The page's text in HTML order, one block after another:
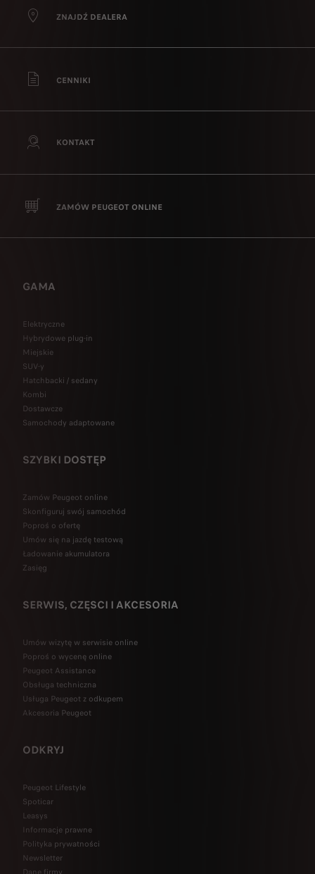
ZNAJDŹ DEALERA
CENNIKI
KONTAKT
ZAMÓW PEUGEOT ONLINE
GAMA
Elektryczne
Hybrydowe plug-in
Miejskie
SUV-y
Hatchbacki / sedany
Kombi
Dostawcze
Samochody adaptowane
SZYBKI DOSTĘP
Zamów Peugeot online
Skonfiguruj swój samochód
Poproś o ofertę
Umów się na jazdę testową
Ładowanie akumulatora
Zasięg
SERWIS, CZĘSCI I AKCESORIA
Umów wizytę w serwisie online
Poproś o wycenę online
Peugeot Assistance
Obsługa techniczna
Usługa Peugeot z odkupem
Akcesoria Peugeot
ODKRYJ
Peugeot Lifestyle
Spoticar
Leasys
Informacje prawne
Polityka prywatności
Newsletter